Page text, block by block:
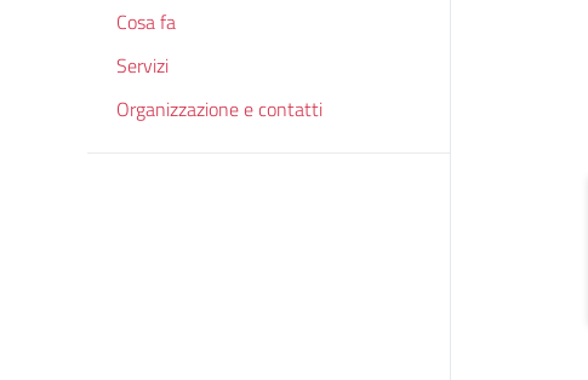
Cosa fa
Servizi
Organizzazione e contatti